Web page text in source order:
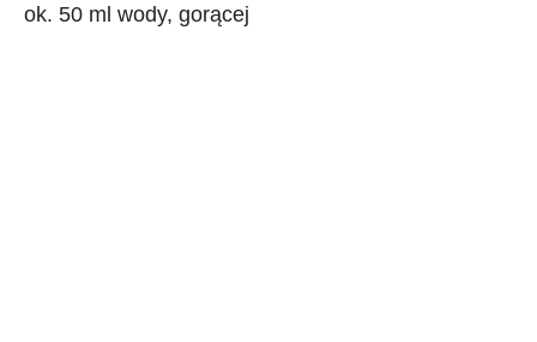
ok. 50 ml wody, gorącej